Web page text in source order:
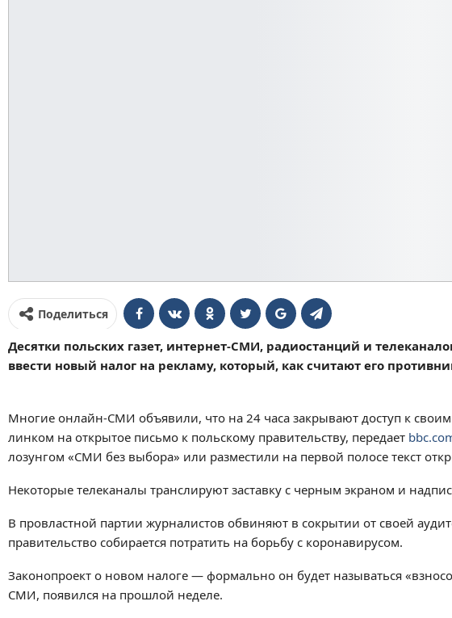
Поделиться
Десятки польских газет, интернет-СМИ, радиостанций и
ввести новый налог на рекламу, который, как считают его
Многие онлайн-СМИ объявили, что на 24 часа закрывают доступ к
линком на открытое письмо к польскому правительству, передает
лозунгом «СМИ без выбора» или разместили на первой полосе текст
Некоторые телеканалы транслируют заставку с черным экраном и
В провластной партии журналистов обвиняют в сокрытии от своей
правительство собирается потратить на борьбу с коронавирусом.
Законопроект о новом налоге — формально он будет называться
СМИ, появился на прошлой неделе.